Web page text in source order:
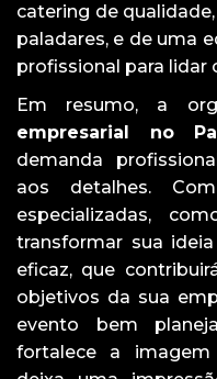
catering de
paladares, e de uma
profissional para lidar
Em resumo, a
empresarial no
demanda
aos detalhes.
especializadas,
transformar sua
eficaz, que
objetivos da sua
evento bem
fortalece a